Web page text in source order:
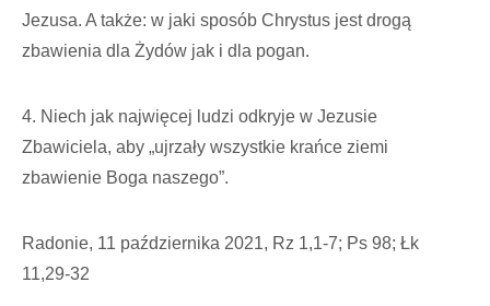
Jezusa. A także: w jaki sposób Chrystus jest drogą
zbawienia dla Żydów jak i dla pogan.
4. Niech jak najwięcej ludzi odkryje w Jezusie
Zbawiciela, aby „ujrzały wszystkie krańce ziemi
zbawienie Boga naszego”.
Radonie, 11 października 2021, Rz 1,1-7; Ps 98; Łk
11,29-32